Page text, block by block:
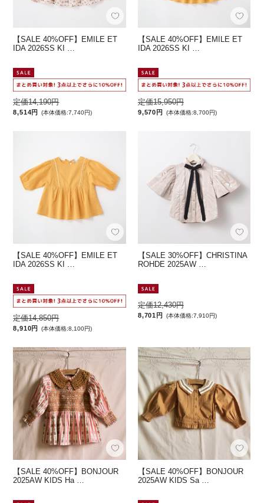
【SALE 40%OFF】EMILE ET
IDA 2026SS KI …
定価14,190円
8,514円 (本体価格:7,740円)
【SALE 40%OFF】EMILE ET
IDA 2026SS KI …
定価15,950円
9,570円 (本体価格:8,700円)
【SALE 40%OFF】EMILE ET
IDA 2026SS KI …
定価14,850円
8,910円 (本体価格:8,100円)
【SALE 30%OFF】CHRISTINA
ROHDE 2025AW …
定価12,430円
8,701円 (本体価格:7,910円)
【SALE 40%OFF】BONJOUR
2025AW KIDS Ha …
【SALE 40%OFF】BONJOUR
2025AW KIDS Sa …